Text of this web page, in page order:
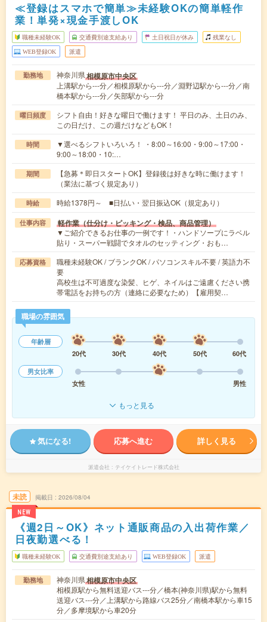
≪登録はスマホで簡単≫未経験OKの簡単軽作
業！単発×現金手渡しOK
職種未経験OK 交通費別途支給あり 土日祝日が休み 残業なし
WEB登録OK 派遣
勤務地 神奈川県相模原市中央区
上溝駅から---分／相模原駅から---分／淵野辺駅から---分／南
橋本駅から---分／矢部駅から---分
曜日頻度
シフト自由！好きな曜日で働けます！ 平日のみ、土日のみ、
この日だけ、この週だけなどもOK！
時間
▼選べるシフトいろいろ！ ・8:00～16:00・9:00～17:00・
9:00～18:00・10:…
期間
【急募＊即日スタートOK】登録後は好きな時に働けます！
（業法に基づく規定あり）
時給 時給1378円～ ■日払い・翌日振込OK（規定あり）
仕事内容 軽作業（仕分け・ピッキング・検品、商品管理）
▼ご紹介できるお仕事の一例です！・ハンドソープにラベル
貼り・スーパー戦闘でタオルのセッティング・おも…
応募資格
職種未経験OK / ブランクOK / パソコンスキル不要 / 英語力不
要
高校生は不可過度な染髪、ヒゲ、ネイルはご遠慮ください携
帯電話をお持ちの方（連絡に必要なため）【雇用契…
職場の雰囲気
年齢層
20代
30代 40代 50代
60代
男女比率
女性
男性
もっと見る
気になる! 応募へ進む 詳しく見る
派遣会社 テイケイトレード株式会社
未読
NEW
掲載日 2026/08/04
《週2日～OK》ネット通販商品の入出荷作業／
日夜勤選べる！
職種未経験OK 交通費別途支給あり WEB登録OK 派遣
勤務地 神奈川県相模原市中央区
相模原駅から無料送迎バス---分／橋本(神奈川県)駅から無料
送迎バス---分／上溝駅から路線バス25分／南橋本駅から車15
分／多摩境駅から車20分